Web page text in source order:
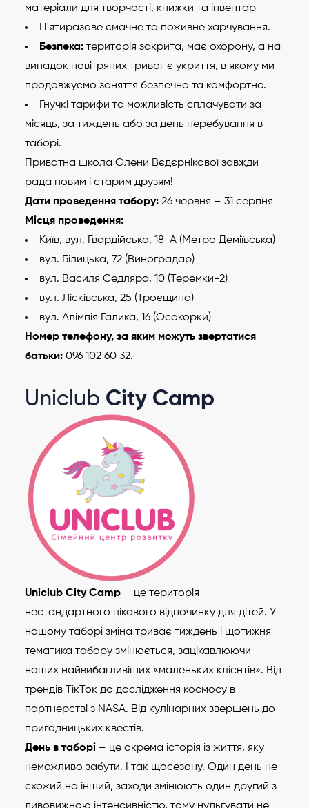
матеріали для творчості, книжки та інвентар
П'ятиразове смачне та поживне харчування.
Безпека: територія закрита, має охорону, а на
випадок повітряних тривог є укриття, в якому ми
продовжуємо заняття безпечно та комфортно.
Гнучкі тарифи та можливість сплачувати за
місяць, за тиждень або за день перебування в
таборі.
Приватна школа Олени Вєдєрнікової завжди
рада новим і старим друзям!
Дати проведення табору: 26 червня – 31 серпня
Місця проведення:
Київ, вул. Гвардійська, 18-А (Метро Деміївська)
вул. Білицька, 72 (Виноградар)
вул. Василя Седляра, 10 (Теремки-2)
вул. Лісківська, 25 (Троєщина)
вул. Алімпія Галика, 16 (Осокорки)
Номер телефону, за яким можуть звертатися
батьки: 096 102 60 32.
Uniclub City Camp
Uniclub City Camp – це територія
нестандартного цікавого відпочинку для дітей. У
нашому таборі зміна триває тиждень і щотижня
тематика табору змінюється, зацікавлюючи
наших найвибагливіших «маленьких клієнтів». Від
трендів ТікТок до дослідження космосу в
партнерстві з NASA. Від кулінарних звершень до
пригодницьких квестів.
День в таборі – це окрема історія із життя, яку
неможливо забути. І так щосезону. Один день не
схожий на інший, заходи змінюють один другий з
дивовижною інтенсивністю, тому нудьгувати не